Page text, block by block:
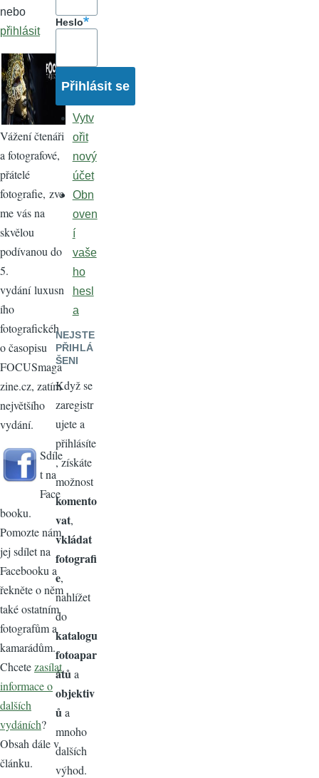
nebo
přihlásit
Vážení čtenáři
a fotografové,
přátelé
fotografie, zve
me vás na
skvělou
podívanou do
5.
vydání luxusn
ího
fotografickéh
o časopisu
FOCUSmaga
zine.cz, zatím
největšího
vydání.
Sdíle
t na
Face
booku.
Pomozte nám
jej sdílet na
Facebooku a
řekněte o něm
také ostatním
fotografům a
kamarádům.
Chcetezasílat
informace o
dalších
vydáních?
Obsah dále v
článku.
Heslo
Vytv
ořit
nový
účet
Obn
oven
í
vaše
ho
hesl
a
NEJSTE
PŘIHLÁ
ŠENI
Když se
zaregistr
ujete a
přihlásíte
, získáte
možnost
komento
vat,
vkládat
fotografi
e,
nahlížet
do
katalogu
fotoapar
átů a
objektiv
ů a
mnoho
dalších
výhod.